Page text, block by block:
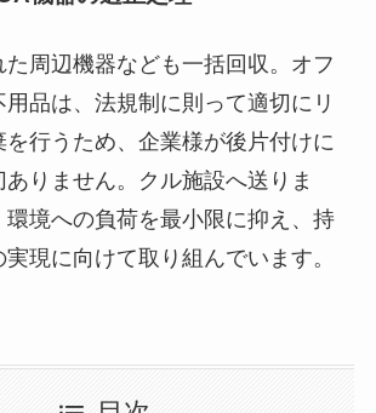
周辺機器なども一括回収。オフ
用品は、法規制に則って適切にリ
行うため、企業様が後片付けに
りません。クル施設へ送りま
境への負荷を最小限に抑え、持
現に向けて取り組んでいます。